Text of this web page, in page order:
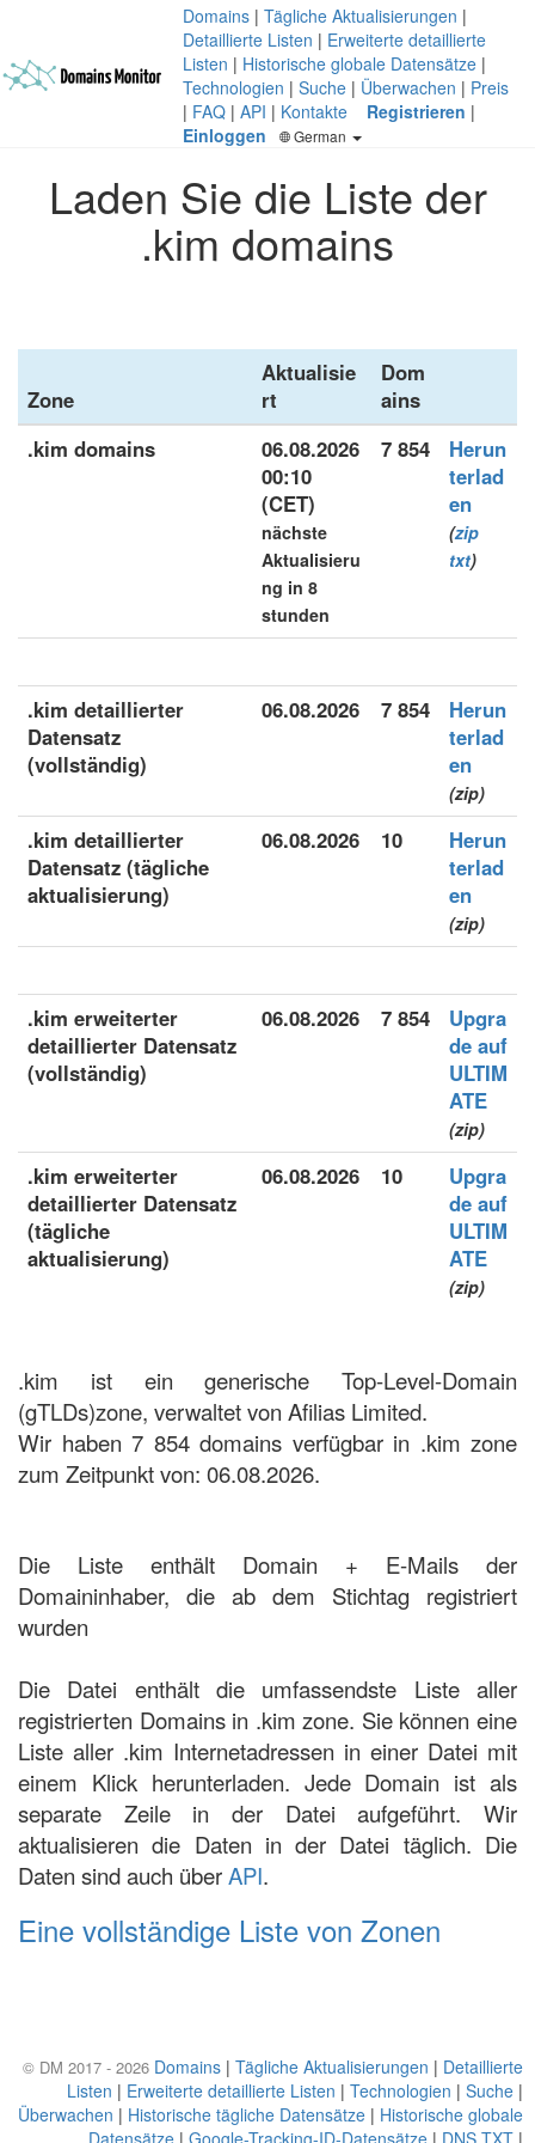
Domains | Tägliche Aktualisierungen |
Detaillierte Listen | Erweiterte detaillierte
Listen | Historische globale Datensätze |
Technologien | Suche | Überwachen | Preis
| FAQ | API | Kontakte Registrieren |
Einloggen
German
Laden Sie die Liste der
.kim domains
Zone
Aktualisie
rt
Dom
ains
.kim domains
06.08.2026
00:10
(CET)
nächste
Aktualisieru
ng in 8
stunden
7 854
Herun
terlad
en
(zip
txt)
.kim detaillierter
Datensatz
(vollständig)
06.08.2026 7 854
Herun
terlad
en
(zip)
.kim detaillierter
Datensatz (tägliche
aktualisierung)
06.08.2026 10
Herun
terlad
en
(zip)
.kim erweiterter
detaillierter Datensatz
(vollständig)
06.08.2026 7 854
Upgra
de auf
ULTIM
ATE
(zip)
.kim erweiterter
detaillierter Datensatz
(tägliche
aktualisierung)
06.08.2026 10
Upgra
de auf
ULTIM
ATE
(zip)
.kim ist ein generische Top-Level-Domain
(gTLDs)zone, verwaltet von Afilias Limited.
Wir haben 7 854 domains verfügbar in .kim zone
zum Zeitpunkt von: 06.08.2026.
Die Liste enthält Domain + E-Mails der
Domaininhaber, die ab dem Stichtag registriert
wurden
Die Datei enthält die umfassendste Liste aller
registrierten Domains in .kim zone. Sie können eine
Liste aller .kim Internetadressen in einer Datei mit
einem Klick herunterladen. Jede Domain ist als
separate Zeile in der Datei aufgeführt. Wir
aktualisieren die Daten in der Datei täglich. Die
Daten sind auch überAPI.
Eine vollständige Liste von Zonen
© DM 2017 - 2026 Domains | Tägliche Aktualisierungen | Detaillierte
Listen | Erweiterte detaillierte Listen | Technologien | Suche |
Überwachen | Historische tägliche Datensätze | Historische globale
Datensätze | Google-Tracking-ID-Datensätze | DNS TXT |